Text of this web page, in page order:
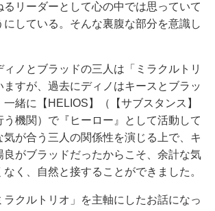
るリーダーとして心の中では思っていて
にしている。そんな裏腹な部分を意識し
ィノとブラッドの三人は「ミラクルトリ
ますが、過去にディノはキースとブラッ
一緒に【HELIOS】（【サブスタンス】
機関）で『ヒーロー』として活動して
気が合う三人の関係性を演じる上で、キ
良がブラッドだったからこそ、余計な気
く、自然と接することができました。
クルトリオ」を主軸にしたお話になっ